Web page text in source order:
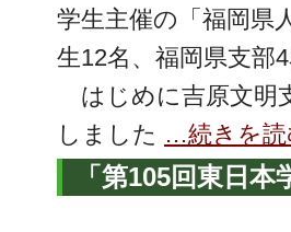
学生主催の「福岡県
生12名、福岡県支部
はじめに吉原文明
しました …続きを読
「第105回東日